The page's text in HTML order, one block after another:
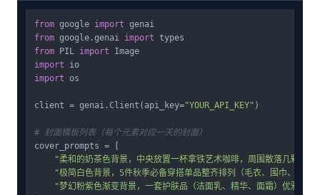
from google import
from google.genai import
from PIL import
import
import os
client = genai.Client(api_key="YOUR_API_KEY" )
# 封面模板列表（每个元素对应一天的封面）
cover_prompts = [
"柔和的奶茶色背景，中央放置一杯拿铁艺术咖啡，周围散落几颗咖
"极简白色背景，5件秋季必备穿搭单品整齐排列（毛衣、围巾、靴
"梦幻粉紫色渐变背景，一套护肤品（洁面乳、精华、面霜）优雅排